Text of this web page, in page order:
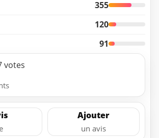
355
120
91
votes
Ajouter
un avis